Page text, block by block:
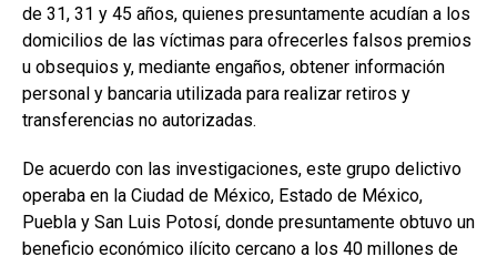
de 31, 31 y 45 años, quienes presuntamente acudían a los
domicilios de las víctimas para ofrecerles falsos premios
u obsequios y, mediante engaños, obtener información
personal y bancaria utilizada para realizar retiros y
transferencias no autorizadas.
De acuerdo con las investigaciones, este grupo delictivo
operaba en la Ciudad de México, Estado de México,
Puebla y San Luis Potosí, donde presuntamente obtuvo un
beneficio económico ilícito cercano a los 40 millones de